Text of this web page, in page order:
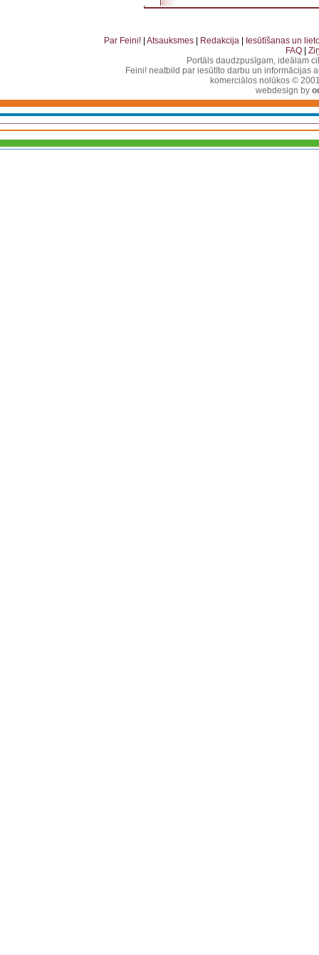
Par Feini! Atsauksmes Redakcija
Iesūtīšanas un
FAQ
Portāls daudzpusīgam, ideālam
Feini! neatbild par iesūtīto darbu un informācijas
komerciālos nolūkos ©
webdesign by